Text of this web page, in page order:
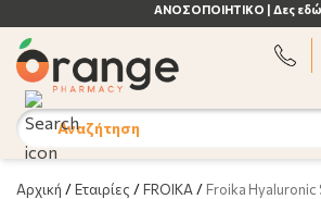
ΑΝΟΣΟΠΟΙΗΤΙΚΟ | Δες εδώ
Αναζήτηση
Αρχική /Εταιρίες /FROIKA / Froika